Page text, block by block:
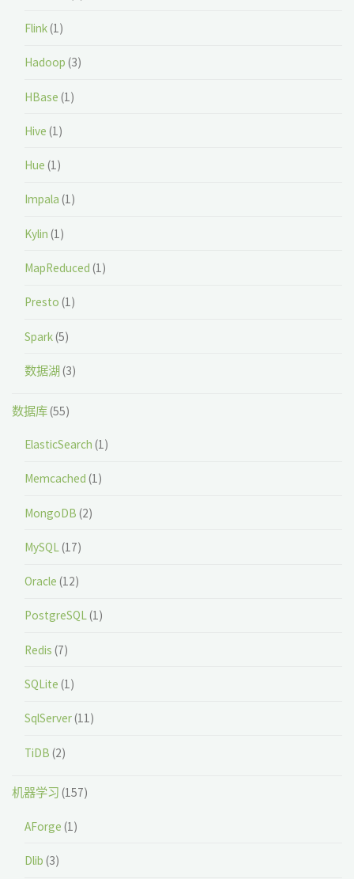
Flink(1)
Hadoop (3)
HBase (1)
Hive (1)
Hue (1)
Impala (1)
Kylin (1)
MapReduced (1)
Presto (1)
Spark(5)
数据湖(3)
数据库(55)
ElasticSearch (1)
Memcached (1)
MongoDB (2)
MySQL(17)
Oracle (12)
PostgreSQL(1)
Redis (7)
SQLite (1)
SqlServer(11)
TiDB (2)
机器学习 (157)
AForge (1)
Dlib (3)